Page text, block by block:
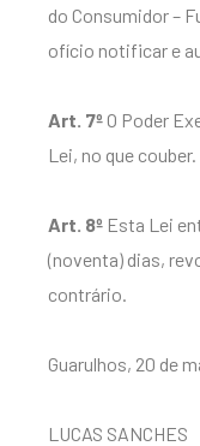
do Consumidor –
ofício notificar e
Art. 7º O Poder
Lei, no que couber.
Art. 8º Esta Lei
(noventa) dias,
contrário.
Guarulhos, 20 de
LUCAS SANCHES